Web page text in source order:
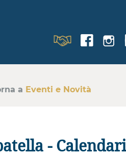
a Eventi e Novità
-